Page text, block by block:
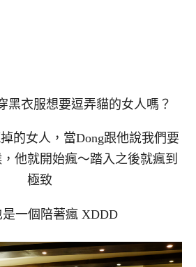
黑衣服想要逗弄貓的女人嗎？
的女人，當Dong跟他說我們要
他就開始瘋～踏入之後就瘋到
極致
是一個陪著瘋 XDDD